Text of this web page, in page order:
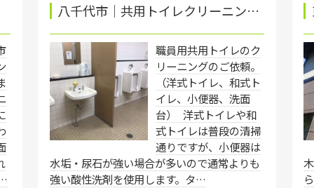
八千代市│共用トイレクリーニン…
職員用共用トイレのク
リーニングのご依頼。
（洋式トイレ、和式ト
イレ、小便器、洗面
台） 洋式トイレや和
式トイレは普段の清掃
通りですが、小便器は
水垢・尿石が強い場合が多いので通常よりも
強い酸性洗剤を使用します。タ…